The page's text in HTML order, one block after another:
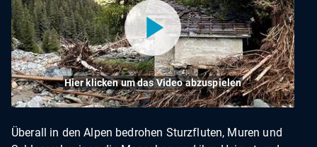
Hier klicken um das Video abzuspielen
Überall in den Alpen bedrohen Sturzfluten, Muren und